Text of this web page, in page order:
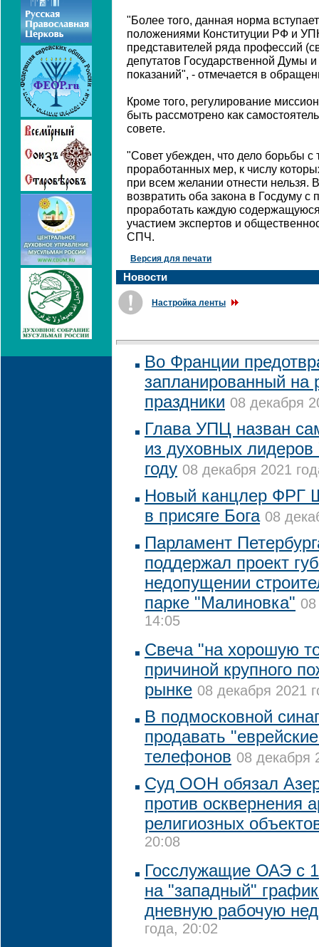
"Более того, данная норма
положениями Конституции РФ и
представителей ряда профессий
депутатов Государственной Думы и
показаний", - отмечается в
Кроме того, регулирование
быть рассмотрено как
совете.
"Совет убежден, что дело борьбы с
проработанных мер, к числу
при всем желании отнести нельзя.
возвратить оба закона в Госдуму с
проработать каждую
участием экспертов и
СПЧ.
Версия для печати
Новости
Настройка ленты
Во Франции
запланированный на
праздники 08 декабря
Глава УПЦ назван
из духовных
году 08 декабря 2021
Новый канцлер ФРГ
в присяге Бога 08
Парламент
поддержал проект
недопущении
парке "Малиновка"
14:05
Свеча "на хорошую
причиной крупного
рынке 08 декабря 2021
В подмосковной
продавать
телефонов 08 декабря
Суд ООН обязал
против осквернения
религиозных
20:08
Госслужащие ОАЭ с
на "западный"
дневную рабочую
года, 20:02